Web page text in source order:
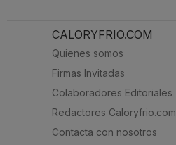
CALORYFRIO.COM
Quienes somos
Firmas Invitadas
Colaboradores Editoriales
Redactores Caloryfrio.com
Contacta con nosotros